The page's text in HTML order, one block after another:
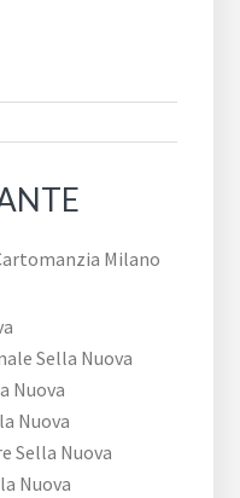
Sella Nuova
Nuova
Nuova
Sella Nuova
Nuova